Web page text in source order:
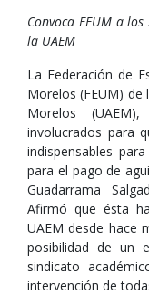
Convoca FEUM a
la UAEM
La Federación de
Morelos (FEUM) de
Morelos
involucrados para
indispensables
para el pago de
Guadarrama
Afirmó que ésta
UAEM desde hace
posibilidad de un
sindicato
intervención de